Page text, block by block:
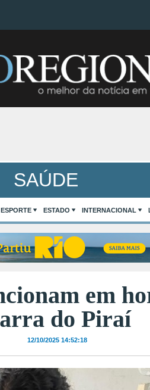
SAÚDE
ESPORTE ESTADO INTERNACIONAL
em
do Piraí
12/10/2025 14:52:18